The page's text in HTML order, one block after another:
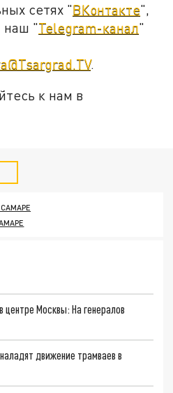
сетях "ВКонтакте",
наш "Telegram-канал"
.
к нам в
Москвы: На генералов
движение трамваев в